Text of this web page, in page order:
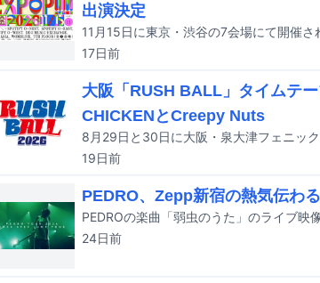
出演決定
17日前
大阪「RUSH BALL」タイムテ
CHICKENとCreepy Nuts
19日前
PEDRO、Zepp新宿の熱気伝わ
PEDROの楽曲「弱虫のうた」のライブ映
24日前